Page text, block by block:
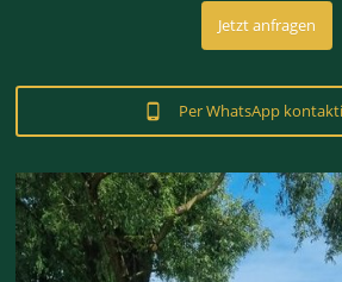
Jetzt anfragen
Per WhatsApp